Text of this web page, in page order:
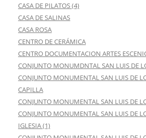
CASA DE PILATOS (4)
CASA DE SALINAS
CASA ROSA
CENTRO DE CERÁMICA
CENTRO DOCUMENTACION ARTES
CONJUNTO MONUMDNTAL SAN LUIS DE
CONJUNTO MONUMENTAL SAN LUIS DE
CAPILLA
CONJUNTO MONUMENTAL SAN LUIS DE
CONJUNTO MONUMENTAL SAN LUIS DE
IGLESIA (1)